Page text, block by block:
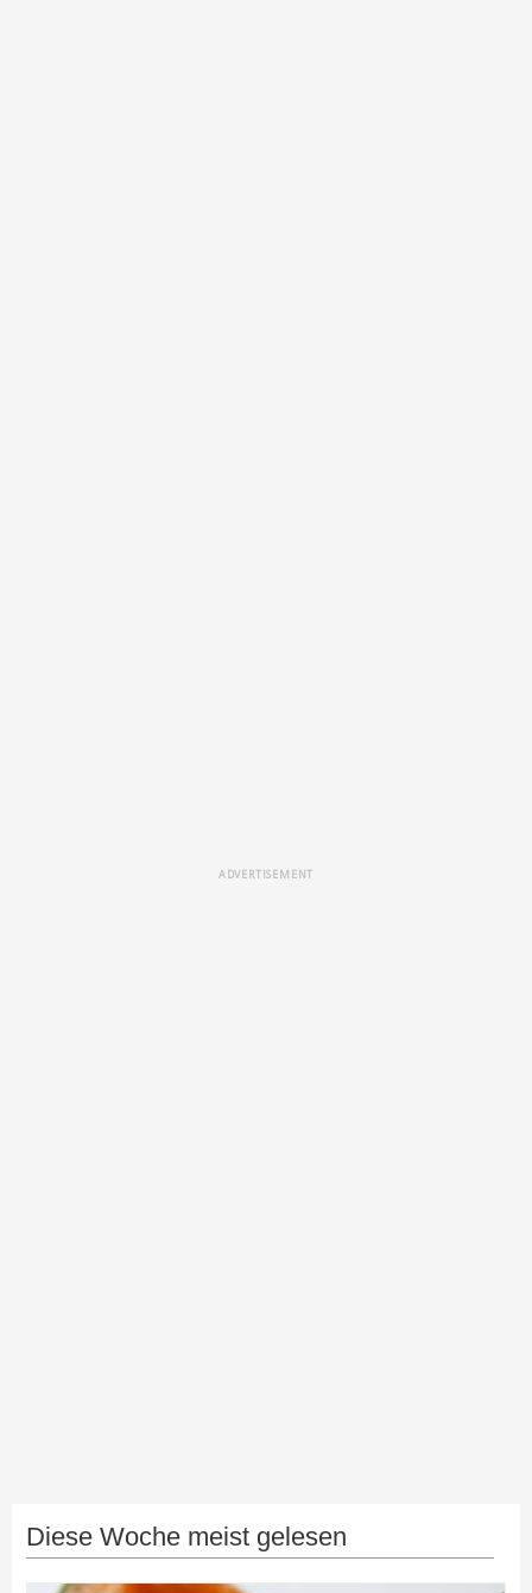
ADVERTISEMENT
Diese Woche meist gelesen